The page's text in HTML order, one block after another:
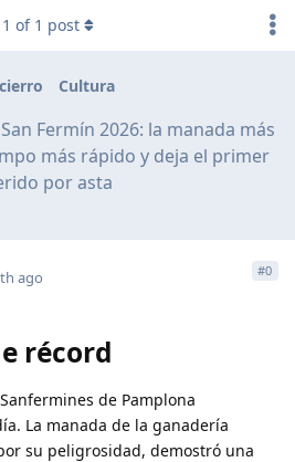
Cultura
Fermín 2026: la manada más
más rápido y deja el primer
por asta
1 of 1 post
ago #0
récord
de Pamplona
La manada de la ganadería
su peligrosidad, demostró una